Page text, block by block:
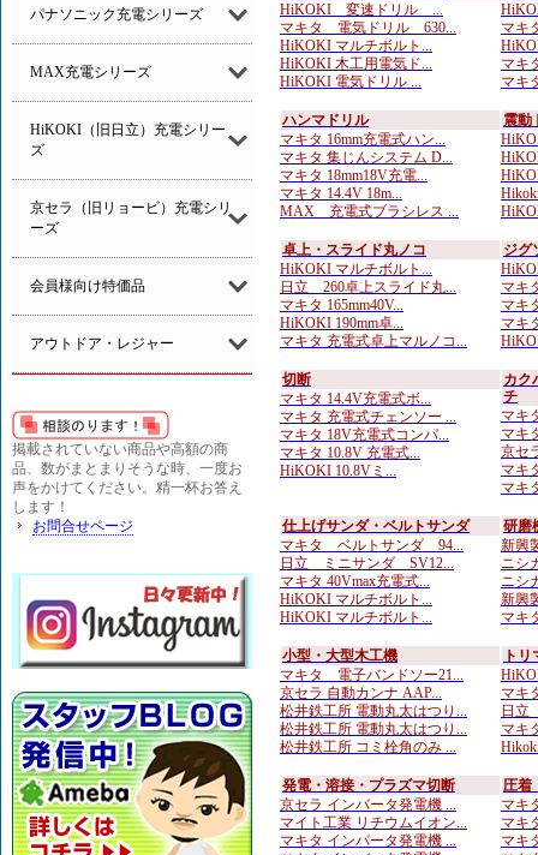
パナソニック充電シリーズ
MAX充電シリーズ
HiKOKI（旧日立）充電シリー
ズ
京セラ（旧リョービ）充電シリ
ーズ
会員様向け特価品
アウトドア・レジャー
掲載されていない商品や高額の商
品、数がまとまりそうな時、一度お
声をかけてください。精一杯お答え
します！
お問合せページ
HiKOKI 変速ドリル ...
マキタ 電気ドリル 630...
HiKOKI マルチボルト...
HiKOKI 木工用電気ド...
HiKOKI 電気ドリル ...
マキ
マキ
マキ
ハンマドリル
マキタ 16mm充電式ハン...
マキタ 集じんシステム D...
マキタ 18mm18V充電...
マキタ 14.4V 18m...
MAX 充電式ブラシレス ...
震動
卓上・スライド丸ノコ
HiKOKI マルチボルト...
日立 260卓上スライド丸...
マキタ 165mm40V...
HiKOKI 190mm卓...
マキタ 充電式卓上マルノコ...
ジグ
マキ
マキ
マキ
切断
マキタ 14.4V充電式ボ...
マキタ 充電式チェンソー ...
マキタ 18V充電式コンパ...
マキタ 10.8V 充電式...
HiKOKI 10.8Vミ...
カク
チ
マキ
マキ
京セ
マキ
マキ
仕上げサンダ・ベルトサンダ
マキタ ベルトサンダ 94...
日立 ミニサンダ SV12...
マキタ 40Vmax充電式...
HiKOKI マルチボルト...
HiKOKI マルチボルト...
研磨
新興
ニシ
ニシ
新興
マキ
小型・大型木工機
マキタ 電子バンドソー21...
京セラ 自動カンナ AAP...
松井鉄工所 電動丸太はつり...
松井鉄工所 電動丸太はつり...
松井鉄工所 コミ栓角のみ ...
ト
マキ
日
マキ
発電・溶接・プラズマ切断
京セラ インバータ発電機 ...
マイト工業 リチウムイオン...
マキタ インバータ発電機 ...
圧着
マキ
マキ
マキ